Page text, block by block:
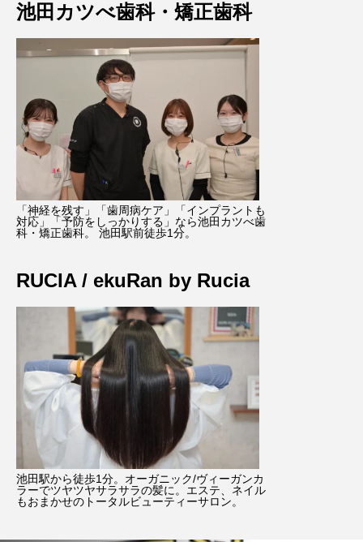
池田カツべ歯科・矯正歯科
「神経を残す」「歯周病ケア」「インプラントも
対応」「予防をしっかりする」なら池田カツべ歯
科・矯正歯科。 池田駅前徒歩1分。
RUCIA / ekuRan by Rucia
池田駅から徒歩1分。オーガニック/ヴィーガンカ
ラーでツヤツヤサラサラの髪に。エステ、ネイル
もおまかせのトータルビューティーサロン。